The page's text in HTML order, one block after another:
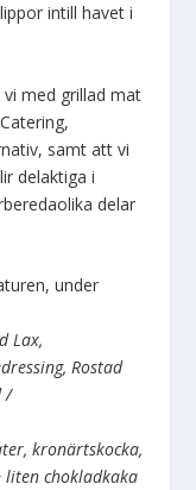
intill havet i
med grillad mat
samt att vi
delaktiga i
delar
under
Lax,
Rostad
/
kronärtskocka,
chokladkaka